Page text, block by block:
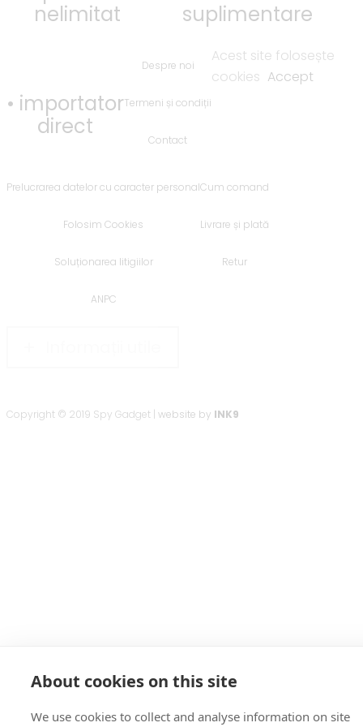
nelimitat
suplimentare
• importator
direct
Despre noi
Termeni și condiții
Contact
Prelucrarea datelor cu caracter personal
Folosim Cookies
Soluționarea litigiilor
ANPC
Cum comand
Livrare și plată
Retur
Copyright © 2019 Spy Gadget | website by INK9
Acest site folosește
cookies Accept
About cookies on this site
We use cookies to collect and analyse information on site